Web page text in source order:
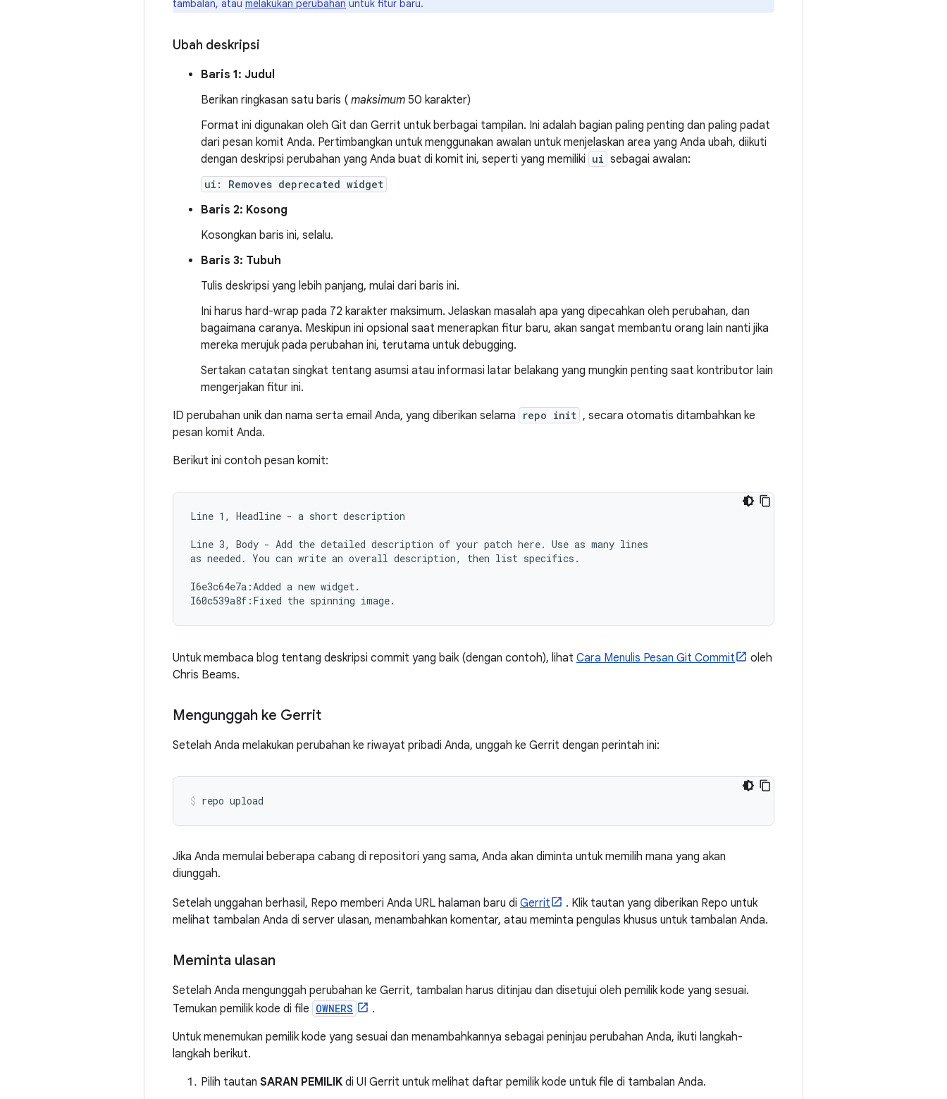
tambalan, atau melakukan perubahan untuk fitur baru.
Ubah deskripsi
Baris 1: Judul
Berikan ringkasan satu baris ( maksimum 50 karakter)
Format ini digunakan oleh Git dan Gerrit untuk berbagai tampilan. Ini adalah bagian paling penting dan paling padat
dari pesan komit Anda. Pertimbangkan untuk menggunakan awalan untuk menjelaskan area yang Anda ubah, diikuti
dengan deskripsi perubahan yang Anda buat di komit ini, seperti yang memiliki ui sebagai awalan:
ui: Removes deprecated widget
Baris 2: Kosong
Kosongkan baris ini, selalu.
Baris 3: Tubuh
Tulis deskripsi yang lebih panjang, mulai dari baris ini.
Ini harus hard-wrap pada 72 karakter maksimum. Jelaskan masalah apa yang dipecahkan oleh perubahan, dan
bagaimana caranya. Meskipun ini opsional saat menerapkan fitur baru, akan sangat membantu orang lain nanti jika
mereka merujuk pada perubahan ini, terutama untuk debugging.
Sertakan catatan singkat tentang asumsi atau informasi latar belakang yang mungkin penting saat kontributor lain
mengerjakan fitur ini.
ID perubahan unik dan nama serta email Anda, yang diberikan selama
repo init , secara otomatis ditambahkan ke
pesan komit Anda.
Berikut ini contoh pesan komit:
Line 1, Headline - a short description
Line 3, Body - Add the detailed description of your patch here. Use as many lines
as needed. You can write an overall description, then list specifics.
I6e3c64e7a:Added a new widget.
Untuk membaca blog tentang deskripsi commit yang baik (dengan contoh), lihat Cara Menulis Pesan Git Commit
oleh
Chris Beams.
Mengunggah ke Gerrit
Setelah Anda melakukan perubahan ke riwayat pribadi Anda, unggah ke Gerrit dengan perintah ini:
Jika Anda memulai beberapa cabang di repositori yang sama, Anda akan diminta untuk memilih mana yang akan
diunggah.
Setelah unggahan berhasil, Repo memberi Anda URL halaman baru di Gerrit
. Klik tautan yang diberikan Repo untuk
melihat tambalan Anda di server ulasan, menambahkan komentar, atau meminta pengulas khusus untuk tambalan Anda.
Meminta ulasan
Setelah Anda mengunggah perubahan ke Gerrit, tambalan harus ditinjau dan disetujui oleh pemilik kode yang sesuai.
Temukan pemilik kode di file OWNERS
.
Untuk menemukan pemilik kode yang sesuai dan menambahkannya sebagai peninjau perubahan Anda, ikuti langkah-
langkah berikut.
Pilih tautan SARAN PEMILIK di UI Gerrit untuk melihat daftar pemilik kode untuk file di tambalan Anda.